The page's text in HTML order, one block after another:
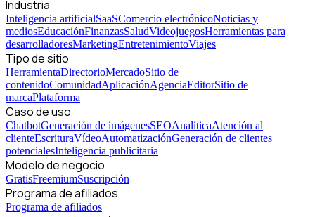
Industria
Inteligencia artificialSaaSComercio electrónicoNoticias y
mediosEducaciónFinanzasSaludVideojuegosHerramientas para
desarrolladoresMarketingEntretenimientoViajes
Tipo de sitio
HerramientaDirectorioMercadoSitio de
contenidoComunidadAplicaciónAgenciaEditorSitio de
marcaPlataforma
Caso de uso
ChatbotGeneración de imágenesSEOAnalíticaAtención al
clienteEscrituraVídeoAutomatizaciónGeneración de clientes
potencialesInteligencia publicitaria
Modelo de negocio
GratisFreemiumSuscripción
Programa de afiliados
Programa de afiliados